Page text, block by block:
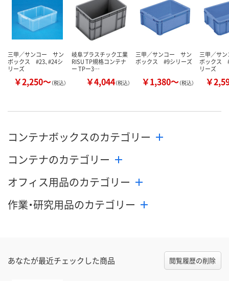
カゴへ カゴへ カ
三甲／サンコー サン
ボックス #23、#24シ
リーズ
￥2,250～（税込）
岐阜プラスチック工業
RISU TP規格コンテナ
ー TPー3…
￥4,044（税込）
三甲／サンコー サン
ボックス #9シリーズ
￥1,380～（税込）
三甲／サ
ボックス
リーズ
￥
コンテナボックスのカテゴリー
コンテナのカテゴリー
オフィス用品のカテゴリー
作業・研究用品のカテゴリー
あなたが最近チェックした商品 閲覧履歴の削除